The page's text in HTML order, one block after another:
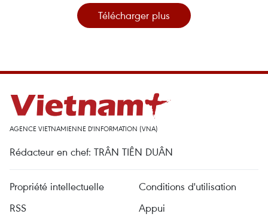
Télécharger plus
AGENCE VIETNAMIENNE D'INFORMATION (VNA)
Rédacteur en chef: TRÂN TIÊN DUÂN
Propriété intellectuelle
Conditions d'utilisation
RSS
Appui